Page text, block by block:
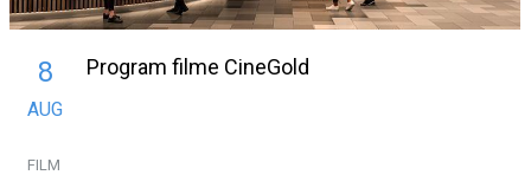
8
AUG
Program filme CineGold
FILM